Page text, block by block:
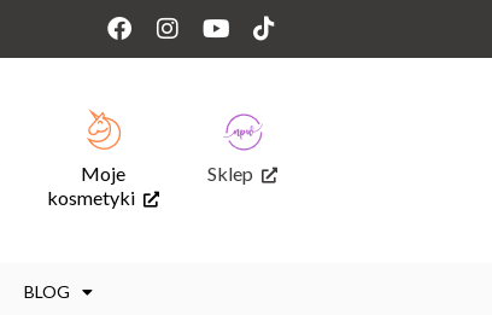
Facebook
Instagram
YoutubeTiktok
Moje
kosmetyki
Sklep
BLOG